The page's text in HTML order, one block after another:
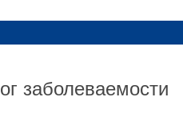
заболеваемости